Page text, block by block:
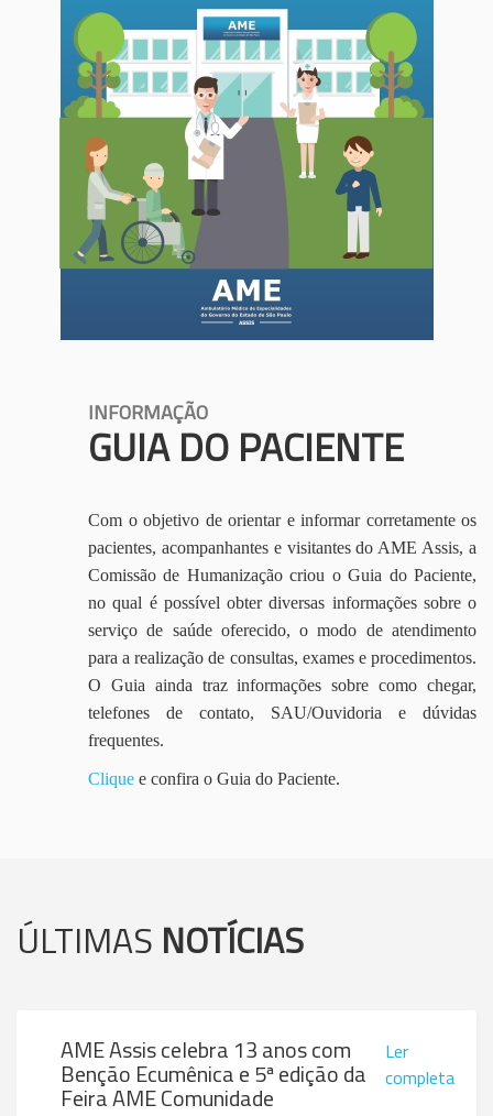
INFORMAÇÃO
GUIA DO PACIENTE
Com o objetivo de orientar e informar corretamente os
pacientes, acompanhantes e visitantes do AME Assis, a
Comissão de Humanização criou o Guia do Paciente,
no qual é possível obter diversas informações sobre o
serviço de saúde oferecido, o modo de atendimento
para a realização de consultas, exames e procedimentos.
O Guia ainda traz informações sobre como chegar,
telefones de contato, SAU/Ouvidoria e dúvidas
frequentes.
Clique e confira o Guia do Paciente.
ÚLTIMAS NOTÍCIAS
AME Assis celebra 13 anos com
Benção Ecumênica e 5ª edição da
Feira AME Comunidade
Ler
completa